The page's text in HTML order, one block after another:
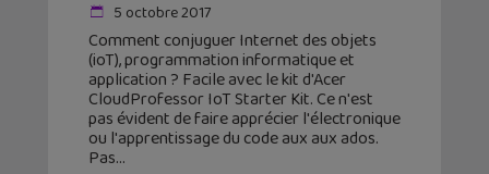
5 octobre 2017
Comment conjuguer Internet des objets
(ioT), programmation informatique et
application ? Facile avec le kit d'Acer
CloudProfessor IoT Starter Kit. Ce n'est
pas évident de faire apprécier l'électronique
ou l'apprentissage du code aux aux ados.
Pas